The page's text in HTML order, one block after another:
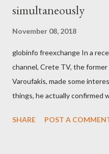
simultaneously
November 08, 2018
globinfo freexchange In a
channel, Crete TV, the
Varoufakis, made some
things, he actually confirmed
confirmed that George
SHARE POST A